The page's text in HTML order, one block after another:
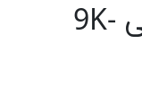
برد نمايشگر لباسشويی 9K-